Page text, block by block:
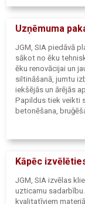
Uzņēmuma
JGM, SIA piedāvā
sākot no ēku
ēku renovācijai un
siltināšanā, jumtu
iekšējās un ārējās
Papildus tiek veikti
betonēšana,
objektu un
Kāpēc
JGM, SIA izvēlas
uzticamu
kvalitatīviem